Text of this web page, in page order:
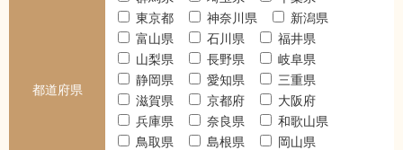
都道府県
東京都
神奈川県
新潟県
富山県
石川県
福井県
山梨県
長野県
岐阜県
静岡県
愛知県
三重県
滋賀県
京都府
大阪府
兵庫県
奈良県
和歌山県
鳥取県
島根県
岡山県